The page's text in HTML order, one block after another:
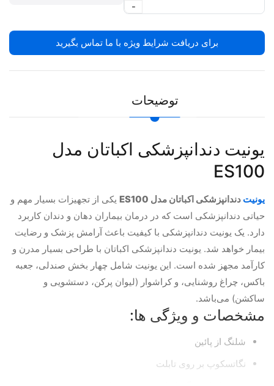
-
برای دریافت شرایط ویژه با ما تماس بگیرید
توضیحات
یونیت دندانپزشکی اکباتان مدل
ES100
یونیت دندانپزشکی اکباتان مدل ES100
یکی از تجهیزات بسیار مهم و
حیاتی دندانپزشکی است که در درمان بیماران دهان و دندان کاربرد
دارد. یک یونیت دندانپزشکی با کیفیت باعث آرامش پزشک و رضایت
بیمار خواهد شد. یونیت دندانپزشکی اکباتان با طراحی بسیار مدرن و
کارآمد مجهز شده است. این یونیت شامل چهار بخش صندلی، جعبه
باکس، چراغ روشنایی، و کراشوار (لیوان پرکن، دستشویی و
ساکشن) می‌باشد.
مشخصات و ویژگی ها:
شلنگ از پائین
نگاتسکوپ بر روی تابلت